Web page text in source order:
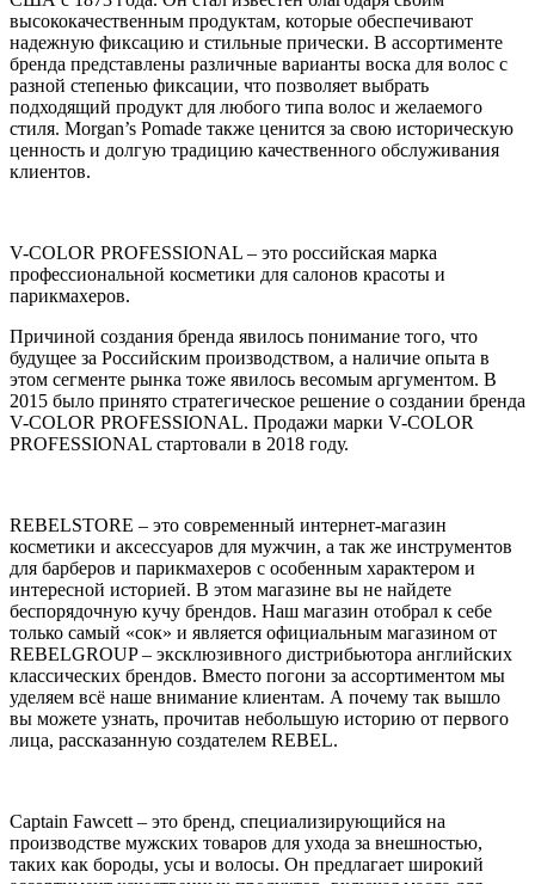
высококачественным продуктам, которые обеспечивают
надежную фиксацию и стильные прически. В ассортименте
бренда представлены различные варианты воска для волос с
разной степенью фиксации, что позволяет выбрать
подходящий продукт для любого типа волос и желаемого
стиля. Morgan’s Pomade также ценится за свою историческую
ценность и долгую традицию качественного обслуживания
клиентов.
V-COLOR PROFESSIONAL – это российская марка
профессиональной косметики для салонов красоты и
парикмахеров.
Причиной создания бренда явилось понимание того, что
будущее за Российским производством, а наличие опыта в
этом сегменте рынка тоже явилось весомым аргументом. В
2015 было принято стратегическое решение о создании бренда
V-COLOR PROFESSIONAL. Продажи марки V-COLOR
PROFESSIONAL стартовали в 2018 году.
REBELSTORE – это современный интернет-магазин
косметики и аксессуаров для мужчин, а так же инструментов
для барберов и парикмахеров с особенным характером и
интересной историей. В этом магазине вы не найдете
беспорядочную кучу брендов. Наш магазин отобрал к себе
только самый «сок» и является официальным магазином от
REBELGROUP – эксклюзивного дистрибьютора английских
классических брендов. Вместо погони за ассортиментом мы
уделяем всё наше внимание клиентам. А почему так вышло
вы можете узнать, прочитав небольшую историю от первого
лица, рассказанную создателем REBEL.
Captain Fawcett – это бренд, специализирующийся на
производстве мужских товаров для ухода за внешностью,
таких как бороды, усы и волосы. Он предлагает широкий